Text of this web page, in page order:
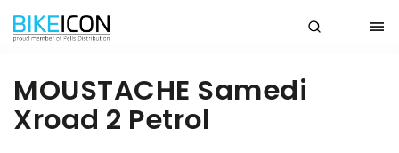
MOUSTACHE Samedi
Xroad 2 Petrol